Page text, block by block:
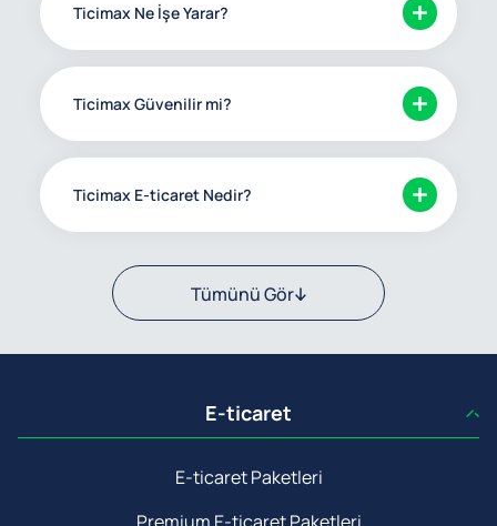
Ticimax Ne İşe Yarar?
Ticimax Güvenilir mi?
Ticimax E-ticaret Nedir?
Tümünü Gör
E-ticaret
E-ticaret Paketleri